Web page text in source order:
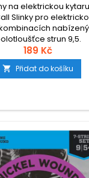
na elektrickou
Slinky pro
strun 9,5.
189 Kč
 Přidat do košíku